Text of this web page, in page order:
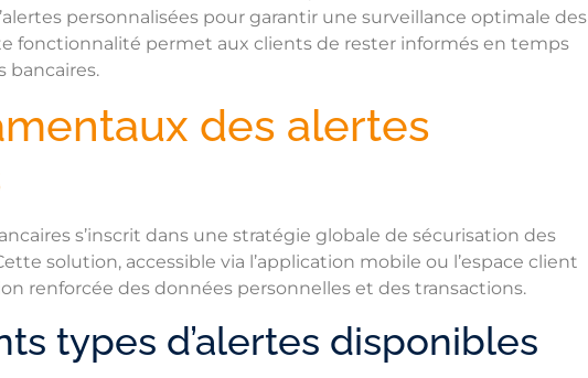
personnalisées pour garantir une surveillance optimale des
fonctionnalité permet aux clients de rester informés en temps
bancaires.
des alertes
s’inscrit dans une stratégie globale de sécurisation des
solution, accessible via l’application mobile ou l’espace client
renforcée des données personnelles et des transactions.
types d’alertes disponibles